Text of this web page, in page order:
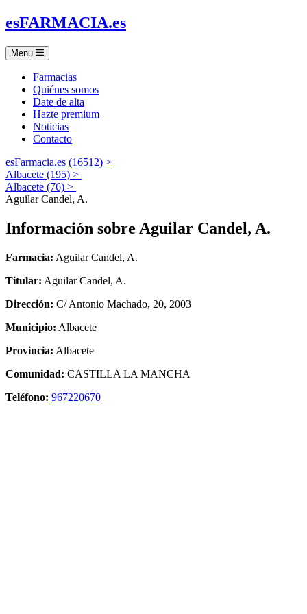
esFARMACIA.es
Menu
Farmacias
Quiénes somos
Date de alta
Hazte premium
Noticias
Contacto
esFarmacia.es (16512) >
Albacete (195) >
Albacete (76) >
Aguilar Candel, A.
Información sobre Aguilar Candel, A.
Farmacia: Aguilar Candel, A.
Titular: Aguilar Candel, A.
Dirección: C/ Antonio Machado, 20, 2003
Municipio: Albacete
Provincia: Albacete
Comunidad: CASTILLA LA MANCHA
Teléfono: 967220670